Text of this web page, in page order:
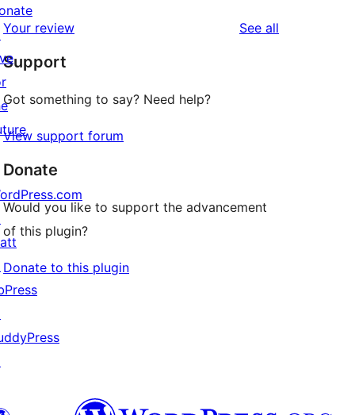
reviews
star
reviews
1-
star
reviews
Your review See all
Support
Got something to say? Need help?
View support forum
Donate
Would you like to support the advancement
of this plugin?
Donate to this plugin